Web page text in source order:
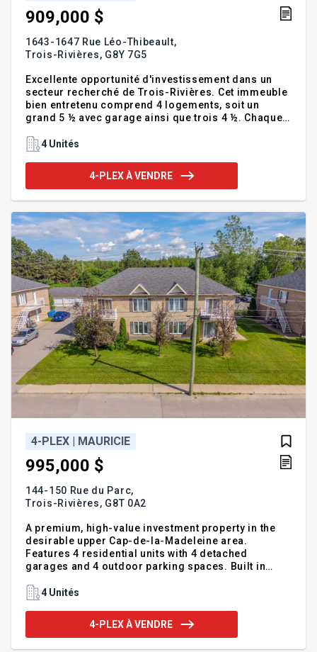
909,000 $
1643-1647 Rue Léo-Thibeault,
Trois-Rivières, G8Y 7G5
Excellente opportunité d'investissement dans un
secteur recherché de Trois-Rivières. Cet immeuble
bien entretenu comprend 4 logements, soit un
grand 5 ½ avec garage ainsi que trois 4 ½. Chaque
stationnement. L'immeuble se distingue également
meilleure insonorisation entre les étages. Situé
près de tous les services (commerces, écoles,
judicieux autant pour un investisseur que pour un
propriétaire occupant. A
4 Unités
4-PLEX À VENDRE
4-PLEX | MAURICIE
995,000 $
144-150 Rue du Parc,
Trois-Rivières, G8T 0A2
A premium, high-value investment property in the
desirable upper Cap-de-la-Madeleine area.
Features 4 residential units with 4 detached
garages and 4 outdoor parking spaces. Built in
of $53,064 (July 1st). Comprises 4 X 5½-room units;
Includes three wall-mounted heat pumps and offers
5,210 sq. ft. of living space on a landscaped lot of
4 Unités
4-PLEX À VENDRE